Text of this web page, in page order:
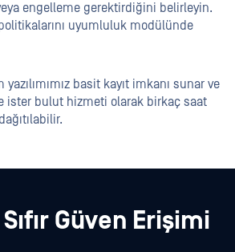
engelleme gerektirdiğini belirleyin.
uyumluluk modülünde
basit kayıt imkanı sunar ve
ister bulut hizmeti olarak birkaç saat
Güven Erişimi